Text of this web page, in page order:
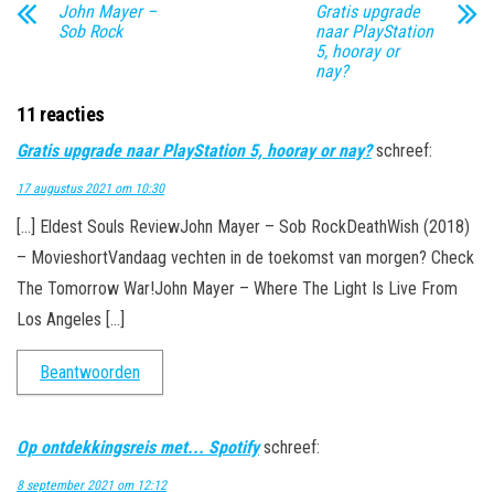
John Mayer –
Sob Rock
Gratis upgrade
naar PlayStation
5, hooray or
nay?
11 reacties
Gratis upgrade naar PlayStation 5, hooray or nay? schreef:
17 augustus 2021 om 10:30
[…] Eldest Souls ReviewJohn Mayer – Sob RockDeathWish (2018)
– MovieshortVandaag vechten in de toekomst van morgen? Check
The Tomorrow War!John Mayer – Where The Light Is Live From
Los Angeles […]
Beantwoorden
Op ontdekkingsreis met... Spotify schreef:
8 september 2021 om 12:12